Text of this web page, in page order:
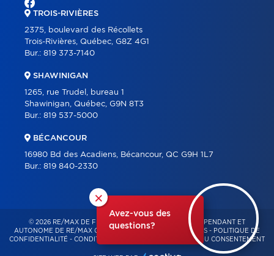
×
Avez-vous des
questions?
TROIS-RIVIÈRES
2375, boulevard des Récollets
Trois-Rivières, Québec, G8Z 4G1
Bur.: 819 373-7140
SHAWINIGAN
1265, rue Trudel, bureau 1
Shawinigan, Québec, G9N 8T3
Bur.: 819 537-5000
BÉCANCOUR
16980 Bd des Acadiens, Bécancour, QC G9H 1L7
Bur.: 819 840-2330
© 2026 RE/MAX DE FRANCHEVILLE – FRANCHISÉ INDÉPENDANT ET
AUTONOME DE RE/MAX QUÉBEC – TOUS DROITS RÉSERVÉS - POLITIQUE DE
CONFIDENTIALITÉ - CONDITIONS D'UTILISATION GESTION DU CONSENTEMENT